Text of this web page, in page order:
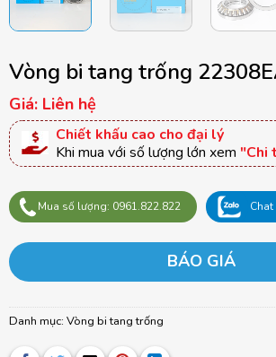
Vòng bi tang trống
Giá: Liên hệ
Chiết khấu cao cho đại lý
Khi mua với số lượng lớn xem "Chi
Mua số lượng: 0961.822.822
BÁO GIÁ
Danh mục: Vòng bi tang trống